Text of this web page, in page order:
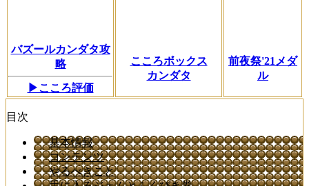
バズールカンダタ攻
略
▶こころ評価
こころボックス
カンダタ
前夜祭'21メダ
ル
目次
基本情報
コンテンツ
やるべきこと